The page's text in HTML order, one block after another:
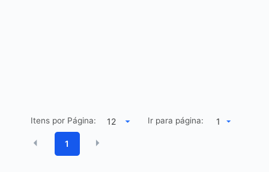
Itens por Página: Ir para página: 1
1